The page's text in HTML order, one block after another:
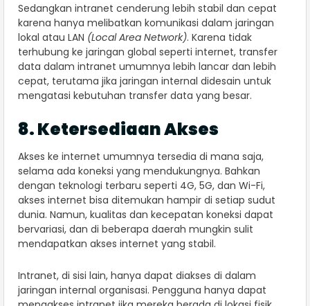
Sedangkan intranet cenderung lebih stabil dan cepat
karena hanya melibatkan komunikasi dalam jaringan
lokal atau LAN (Local Area Network). Karena tidak
terhubung ke jaringan global seperti internet, transfer
data dalam intranet umumnya lebih lancar dan lebih
cepat, terutama jika jaringan internal didesain untuk
mengatasi kebutuhan transfer data yang besar.
8. Ketersediaan Akses
Akses ke internet umumnya tersedia di mana saja,
selama ada koneksi yang mendukungnya. Bahkan
dengan teknologi terbaru seperti 4G, 5G, dan Wi-Fi,
akses internet bisa ditemukan hampir di setiap sudut
dunia. Namun, kualitas dan kecepatan koneksi dapat
bervariasi, dan di beberapa daerah mungkin sulit
mendapatkan akses internet yang stabil.
Intranet, di sisi lain, hanya dapat diakses di dalam
jaringan internal organisasi. Pengguna hanya dapat